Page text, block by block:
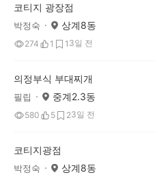
코티지 광장점
박정숙 상계8동
274 1 1 3일 전
의정부식 부대찌개
필립 중계2.3동
580 5 23일 전
코티지광점
박정숙 상계8동